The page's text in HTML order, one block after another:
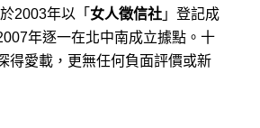
2003年以「 女人徵信社 」登記成
年逐一在北中南成立據點。十
得愛載，更無任何負面評價或新